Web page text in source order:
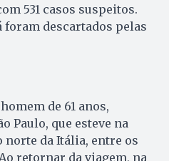
531 casos suspeitos.
foram descartados pelas
de 61 anos,
Paulo, que esteve na
norte da Itália, entre os
retornar da viagem, na